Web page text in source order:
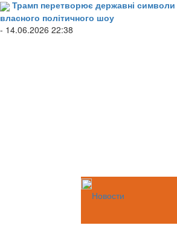
Трамп перетворює державні
власного політичного шоу
- 14.06.2026 22:38
Новости